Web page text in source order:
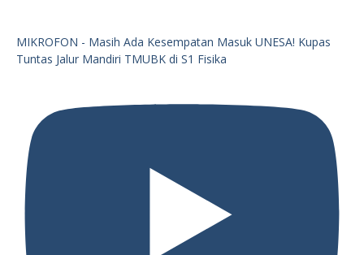
MIKROFON - Masih Ada Kesempatan Masuk UNESA! Kupas
Tuntas Jalur Mandiri TMUBK di S1 Fisika